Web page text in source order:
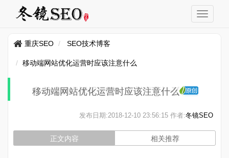
重庆SEO SEO技术博客
移动端网站优化运营时应该注意什么
移动端网站优化运营时应该注意什么
发布日期:2018-12-10 23:56:15 作者:冬镜SEO
正文内容 相关推荐